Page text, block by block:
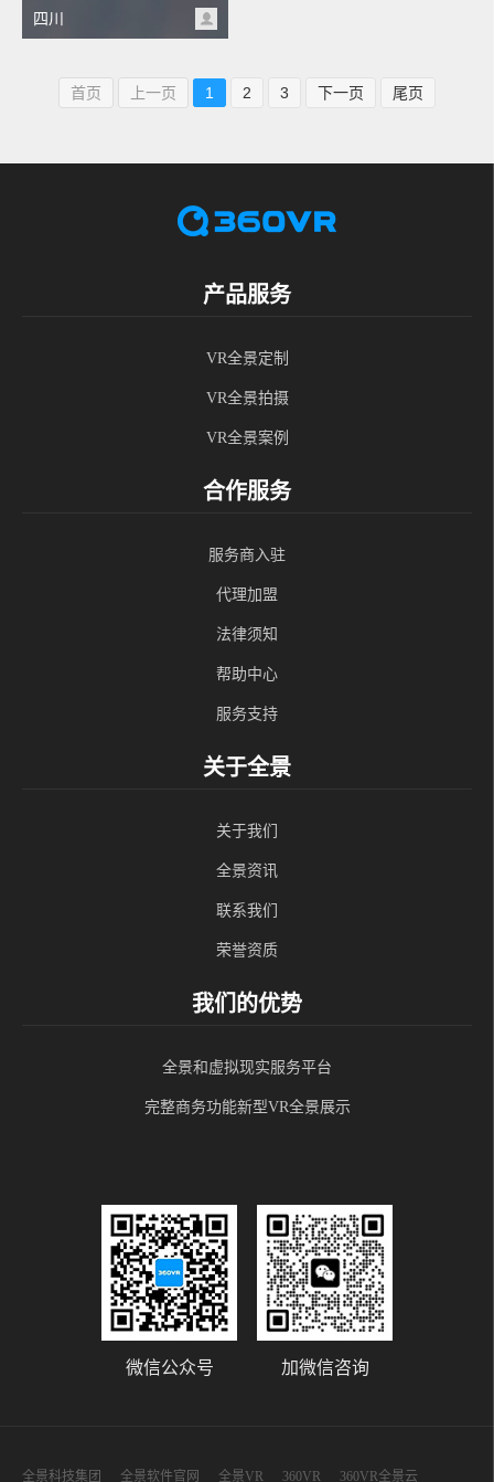
四川
首页 上一页 1 2 3 下一页 尾页
产品服务
VR全景定制
VR全景拍摄
VR全景案例
合作服务
服务商入驻
代理加盟
法律须知
帮助中心
服务支持
关于全景
关于我们
全景资讯
联系我们
荣誉资质
我们的优势
全景和虚拟现实服务平台
完整商务功能新型VR全景展示
微信公众号 加微信咨询
全景科技集团 全景软件官网 全景VR 360VR 360VR全景云